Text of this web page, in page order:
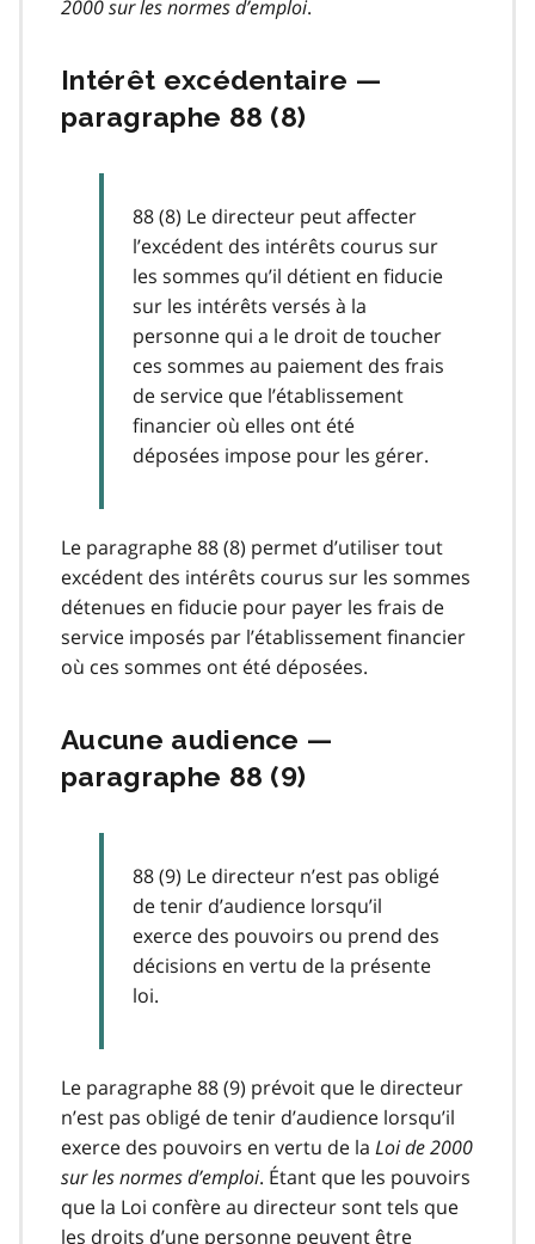
2000 sur les normes d’emploi.
Intérêt excédentaire —
paragraphe 88 (8)
88 (8) Le directeur peut affecter
l’excédent des intérêts courus sur
les sommes qu’il détient en fiducie
sur les intérêts versés à la
personne qui a le droit de toucher
ces sommes au paiement des frais
de service que l’établissement
financier où elles ont été
déposées impose pour les gérer.
Le paragraphe 88 (8) permet d’utiliser tout
excédent des intérêts courus sur les sommes
détenues en fiducie pour payer les frais de
service imposés par l’établissement financier
où ces sommes ont été déposées.
Aucune audience —
paragraphe 88 (9)
88 (9) Le directeur n’est pas obligé
de tenir d’audience lorsqu’il
exerce des pouvoirs ou prend des
décisions en vertu de la présente
loi.
Le paragraphe 88 (9) prévoit que le directeur
n’est pas obligé de tenir d’audience lorsqu’il
exerce des pouvoirs en vertu de la Loi de 2000
sur les normes d’emploi. Étant que les pouvoirs
que la Loi confère au directeur sont tels que
les droits d’une personne peuvent être